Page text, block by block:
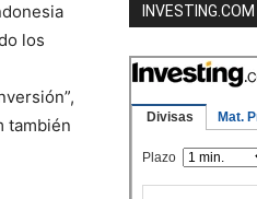
los
también
INVESTING.COM